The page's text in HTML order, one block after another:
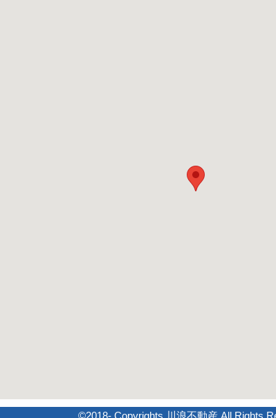
©2018- Copyrights 川浪不動産 All Rights